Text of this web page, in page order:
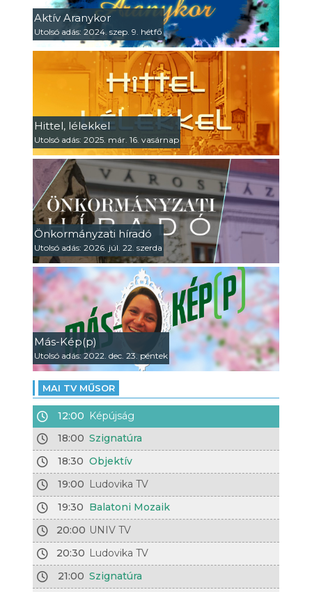
Aktív Aranykor
Utolsó adás: 2024. szep. 9. hétfő
Hittel, lélekkel
Utolsó adás: 2025. már. 16. vasárnap
Önkormányzati híradó
Utolsó adás: 2026. júl. 22. szerda
Más-Kép(p)
Utolsó adás: 2022. dec. 23. péntek
MAI TV MŰSOR
12:00 Képújság
18:00 Szignatúra
18:30 Objektív
19:00 Ludovika TV
19:30 Balatoni Mozaik
20:00 UNIV TV
20:30 Ludovika TV
21:00 Szignatúra